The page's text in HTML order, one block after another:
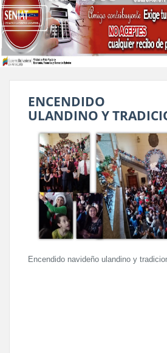
ENCENDIDO
ULANDINO Y
Encendido navideño ulandino y